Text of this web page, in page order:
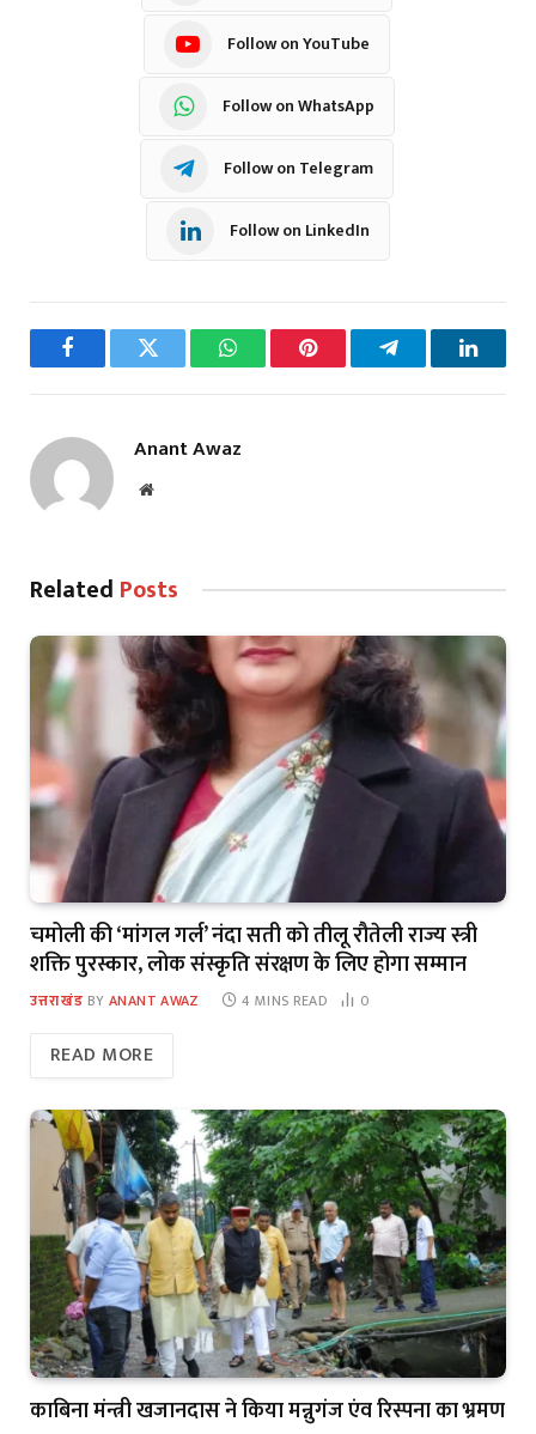
Follow on YouTube
Follow on WhatsApp
Follow on Telegram
Follow on LinkedIn
FacebookTwitter WhatsAppPinterest Telegram
Anant Awaz
Website
Related Posts
चमोली की ‘मांगल गर्ल’ नंदा सती को तीलू रौतेली राज्य स्त्री
शक्ति पुरस्कार, लोक संस्कृति संरक्षण के लिए होगा सम्मान
उत्तराखंड BY ANANT AWAZ 4 MINS READ 0
READ MORE
काबिना मंन्त्री खजानदास ने किया मन्नुगंज एंव रिस्पना का भ्रमण